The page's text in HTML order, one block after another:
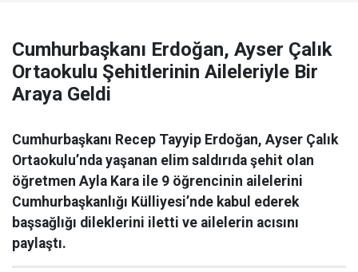
Cumhurbaşkanı Erdoğan, Ayser Çalık
Ortaokulu Şehitlerinin Aileleriyle Bir
Araya Geldi
Cumhurbaşkanı Recep Tayyip Erdoğan, Ayser Çalık
Ortaokulu’nda yaşanan elim saldırıda şehit olan
öğretmen Ayla Kara ile 9 öğrencinin ailelerini
Cumhurbaşkanlığı Külliyesi’nde kabul ederek
başsağlığı dileklerini iletti ve ailelerin acısını
paylaştı.